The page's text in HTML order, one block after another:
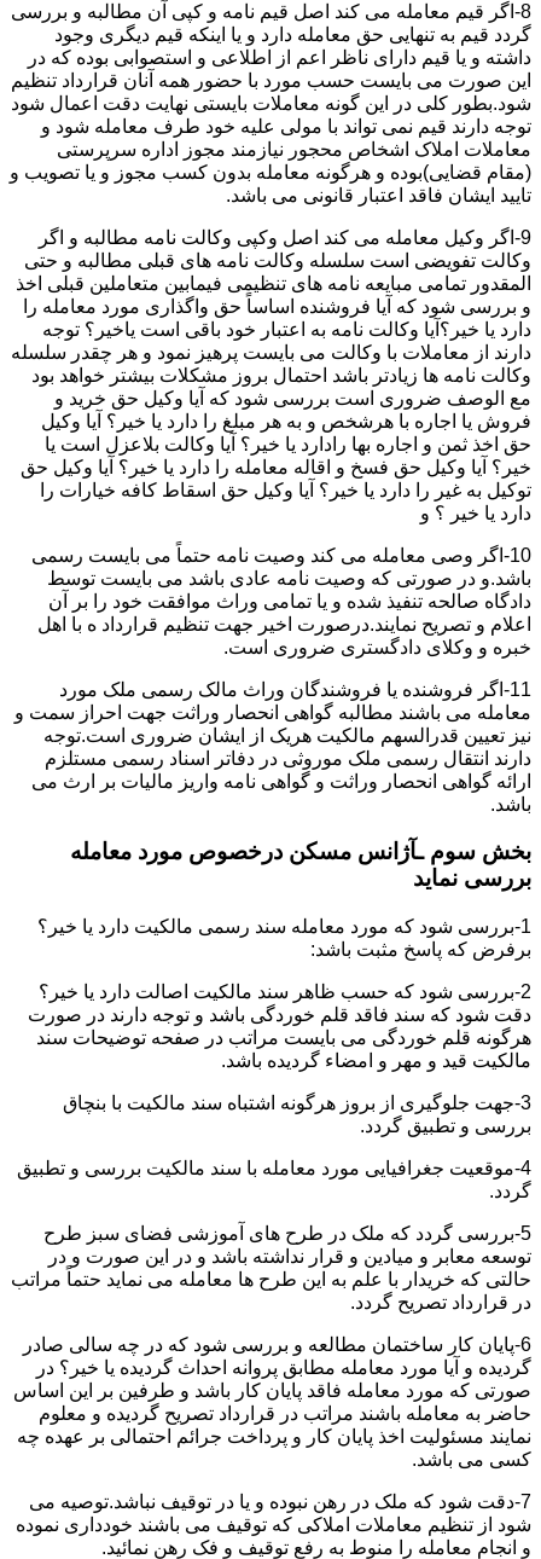
8-اگر قیم معامله می کند اصل قیم نامه و کپی آن مطالبه و بررسی
گردد قیم به تنهایی حق معامله دارد و یا اینکه قیم دیگری وجود
داشته و یا قیم دارای ناظر اعم از اطلاعی و استصوابی بوده که در
این صورت می بایست حسب مورد با حضور همه آنان قرارداد تنظیم
شود.بطور کلی در این گونه معاملات بایستی نهایت دقت اعمال شود
توجه دارند قیم نمی تواند با مولی علیه خود طرف معامله شود و
معاملات املاک اشخاص محجور نیازمند مجوز اداره سرپرستی
(مقام قضایی)بوده و هرگونه معامله بدون کسب مجوز و یا تصویب و
تایید ایشان فاقد اعتبار قانونی می باشد.
9-اگر وکیل معامله می کند اصل وکپی وکالت نامه مطالبه و اگر
وکالت تفویضی است سلسله وکالت نامه های قبلی مطالبه و حتی
المقدور تمامی مبایعه نامه های تنظیمی فیمابین متعاملین قبلی اخذ
و بررسی شود که آیا فروشنده اساساً حق واگذاری مورد معامله را
دارد یا خیر؟آیا وکالت نامه به اعتبار خود باقی است یاخیر؟ توجه
دارند از معاملات با وکالت می بایست پرهیز نمود و هر چقدر سلسله
وکالت نامه ها زیادتر باشد احتمال بروز مشکلات بیشتر خواهد بود
مع الوصف ضروری است بررسی شود که آیا وکیل حق خرید و
فروش یا اجاره با هرشخص و به هر مبلغ را دارد یا خیر؟ آیا وکیل
حق اخذ ثمن و اجاره بها رادارد یا خیر؟ آیا وکالت بلاعزل است یا
خیر؟ آیا وکیل حق فسخ و اقاله معامله را دارد یا خیر؟ آیا وکیل حق
توکیل به غیر را دارد یا خیر؟ آیا وکیل حق اسقاط کافه خیارات را
دارد یا خیر ؟ و
10-اگر وصی معامله می کند وصیت نامه حتماً می بایست رسمی
باشد.و در صورتی که وصیت نامه عادی باشد می بایست توسط
دادگاه صالحه تنفیذ شده و یا تمامی وراث موافقت خود را بر آن
اعلام و تصریح نمایند.درصورت اخیر جهت تنظیم قرارداد ه با اهل
خبره و وکلای دادگستری ضروری است.
11-اگر فروشنده یا فروشندگان وراث مالک رسمی ملک مورد
معامله می باشند مطالبه گواهی انحصار وراثت جهت احراز سمت و
نیز تعیین قدرالسهم مالکیت هریک از ایشان ضروری است.توجه
دارند انتقال رسمی ملک موروثی در دفاتر اسناد رسمی مستلزم
ارائه گواهی انحصار وراثت و گواهی نامه واریز مالیات بر ارث می
باشد.
بخش سوم ـآژانس مسکن درخصوص مورد معامله
بررسی نماید
1-بررسی شود که مورد معامله سند رسمی مالکیت دارد یا خیر؟
برفرض که پاسخ مثبت باشد:
2-بررسی شود که حسب ظاهر سند مالکیت اصالت دارد یا خیر؟
دقت شود که سند فاقد قلم خوردگی باشد و توجه دارند در صورت
هرگونه قلم خوردگی می بایست مراتب در صفحه توضیحات سند
مالکیت قید و مهر و امضاء گردیده باشد.
3-جهت جلوگیری از بروز هرگونه اشتباه سند مالکیت با بنچاق
بررسی و تطبیق گردد.
4-موقعیت جغرافیایی مورد معامله با سند مالکیت بررسی و تطبیق
گردد.
5-بررسی گردد که ملک در طرح های آموزشی فضای سبز طرح
توسعه معابر و میادین و قرار نداشته باشد و در این صورت و در
حالتی که خریدار با علم به این طرح ها معامله می نماید حتماً مراتب
در قرارداد تصریح گردد.
6-پایان کار ساختمان مطالعه و بررسی شود که در چه سالی صادر
گردیده و آیا مورد معامله مطابق پروانه احداث گردیده یا خیر؟ در
صورتی که مورد معامله فاقد پایان کار باشد و طرفین بر این اساس
حاضر به معامله باشند مراتب در قرارداد تصریح گردیده و معلوم
نمایند مسئولیت اخذ پایان کار و پرداخت جرائم احتمالی بر عهده چه
کسی می باشد.
7-دقت شود که ملک در رهن نبوده و یا در توقیف نباشد.توصیه می
شود از تنظیم معاملات املاکی که توقیف می باشند خودداری نموده
و انجام معامله را منوط به رفع توقیف و فک رهن نمائید.